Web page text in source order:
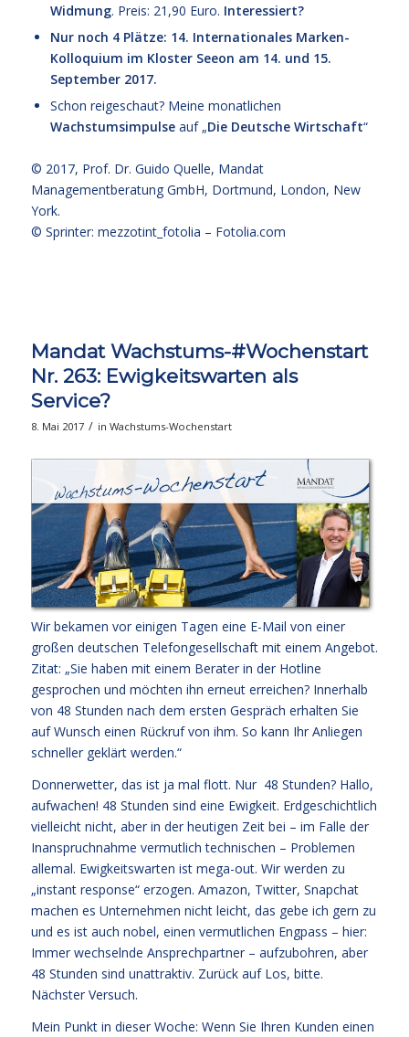
Widmung. Preis: 21,90 Euro. Interessiert?
Nur noch 4 Plätze: 14. Internationales Marken-
Kolloquium im Kloster Seeon am 14. und 15.
September 2017.
Schon reigeschaut? Meine monatlichen
Wachstumsimpulseauf „Die Deutsche Wirtschaft“
© 2017, Prof. Dr. Guido Quelle, Mandat
Managementberatung GmbH, Dortmund, London, New
York.
© Sprinter: mezzotint_fotolia – Fotolia.com
Mandat Wachstums-#Wochenstart
Nr. 263: Ewigkeitswarten als
Service?
8. Mai 2017 / in Wachstums-Wochenstart
Wir bekamen vor einigen Tagen eine E-Mail von einer
großen deutschen Telefongesellschaft mit einem Angebot.
Zitat: „Sie haben mit einem Berater in der Hotline
gesprochen und möchten ihn erneut erreichen? Innerhalb
von 48 Stunden nach dem ersten Gespräch erhalten Sie
auf Wunsch einen Rückruf von ihm. So kann Ihr Anliegen
schneller geklärt werden.“
Donnerwetter, das ist ja mal flott. Nur 48 Stunden? Hallo,
aufwachen! 48 Stunden sind eine Ewigkeit. Erdgeschichtlich
vielleicht nicht, aber in der heutigen Zeit bei – im Falle der
Inanspruchnahme vermutlich technischen – Problemen
allemal. Ewigkeitswarten ist mega-out. Wir werden zu
„instant response“ erzogen. Amazon, Twitter, Snapchat
machen es Unternehmen nicht leicht, das gebe ich gern zu
und es ist auch nobel, einen vermutlichen Engpass – hier:
Immer wechselnde Ansprechpartner – aufzubohren, aber
48 Stunden sind unattraktiv. Zurück auf Los, bitte.
Nächster Versuch.
Mein Punkt in dieser Woche: Wenn Sie Ihren Kunden einen